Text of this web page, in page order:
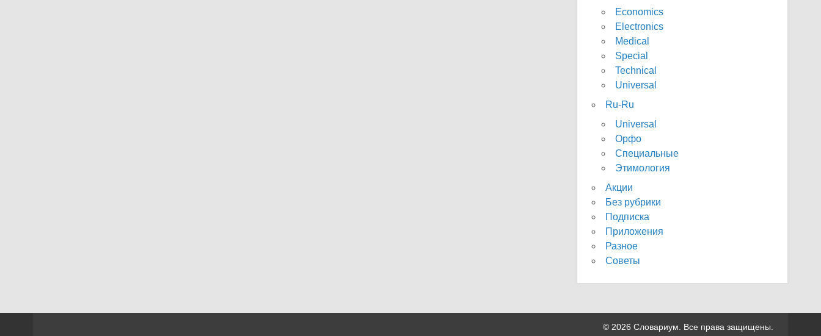
Economics
Electronics
Medical
Special
Technical
Universal
Ru-Ru
Universal
Орфо
Специальные
Этимология
Акции
Без рубрики
Подписка
Приложения
Разное
Советы
© 2026 Словариум. Все права защищены.